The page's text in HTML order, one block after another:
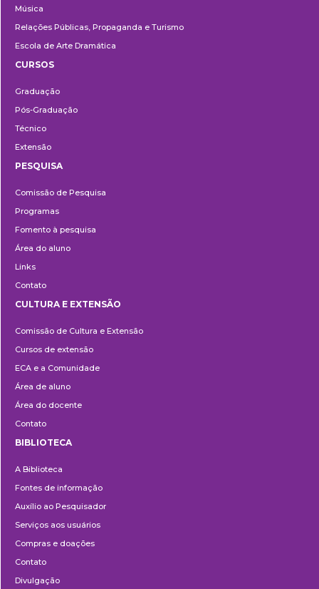
Música
Relações Públicas, Propaganda e Turismo
Escola de Arte Dramática
CURSOS
Graduação
Pós-Graduação
Técnico
Extensão
PESQUISA
Comissão de Pesquisa
Programas
Fomento à pesquisa
Área do aluno
Links
Contato
e
Extensão
CULTURA E EXTENSÃO
Comissão de Cultura e Extensão
Cursos de extensão
ECA e a Comunidade
Área de aluno
Área do docente
Contato
BIBLIOTECA
A Biblioteca
Fontes de informação
Auxílio ao Pesquisador
Serviços aos usuários
Compras e doações
Contato
Divulgação